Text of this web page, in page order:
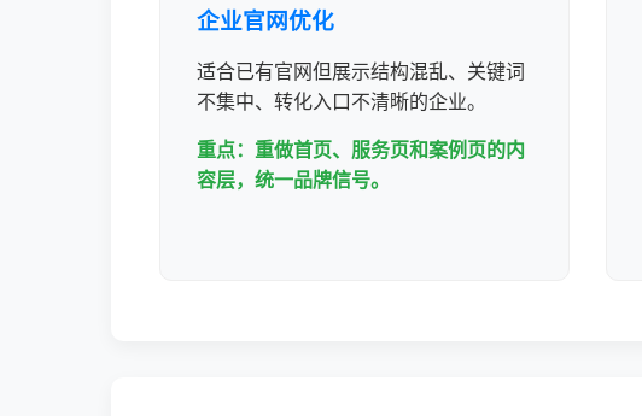
企业官网优化
适合已有官网但展示结构混乱、关键词
不集中、转化入口不清晰的企业。
重点：重做首页、服务页和案例页的内
容层，统一品牌信号。